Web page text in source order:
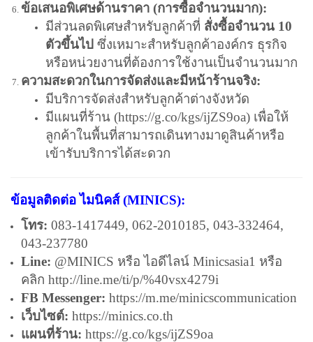
ข้อเสนอพิเศษด้านราคา (การซื้อจำนวนมาก):
มีส่วนลดพิเศษสำหรับลูกค้าที่ สั่งซื้อจำนวน 10
ตัวขึ้นไป ซึ่งเหมาะสำหรับลูกค้าองค์กร ธุรกิจ
หรือหน่วยงานที่ต้องการใช้งานเป็นจำนวนมาก
ความสะดวกในการจัดส่งและมีหน้าร้านจริง:
มีบริการจัดส่งสำหรับลูกค้าต่างจังหวัด
มีแผนที่ร้าน (https://g.co/kgs/ijZS9oa) เพื่อให้
ลูกค้าในพื้นที่สามารถเดินทางมาดูสินค้าหรือ
เข้ารับบริการได้สะดวก
ข้อมูลติดต่อ ไมนิคส์ (MINICS):
โทร: 083-1417449, 062-2010185, 043-332464,
043-237780
Line: @MINICS หรือ ไอดีไลน์ Minicsasia1 หรือ
คลิก http://line.me/ti/p/%40vsx4279i
FB Messenger: https://m.me/minicscommunication
เว็บไซต์: https://minics.co.th
แผนที่ร้าน: https://g.co/kgs/ijZS9oa